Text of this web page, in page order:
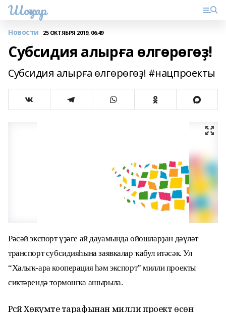
Шоңҡар
Новости 25 ОКТЯБРЯ 2019, 06:49
Субсидия алырға өлгөрөгөҙ!
Субсидия алырға өлгөрөгөҙ! #нацпроекты
Рәсәй экспорт үҙәге ай дауамында ойошларҙан дәүләт
транспорт субсидияһына заявкалар ҡабул итәсәк. Ул
“Халыҡ-ара кооперация һәм экспорт” милли проекты
сиктәрендә тормошҡа ашырыла.
Рәсәй Хөкүмәте тарафынан милли проект өсөн